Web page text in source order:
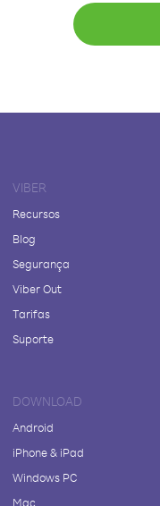
VIBER
Recursos
Blog
Segurança
Viber Out
Tarifas
Suporte
DOWNLOAD
Android
iPhone & iPad
Windows PC
Mac